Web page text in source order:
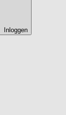
Inloggen